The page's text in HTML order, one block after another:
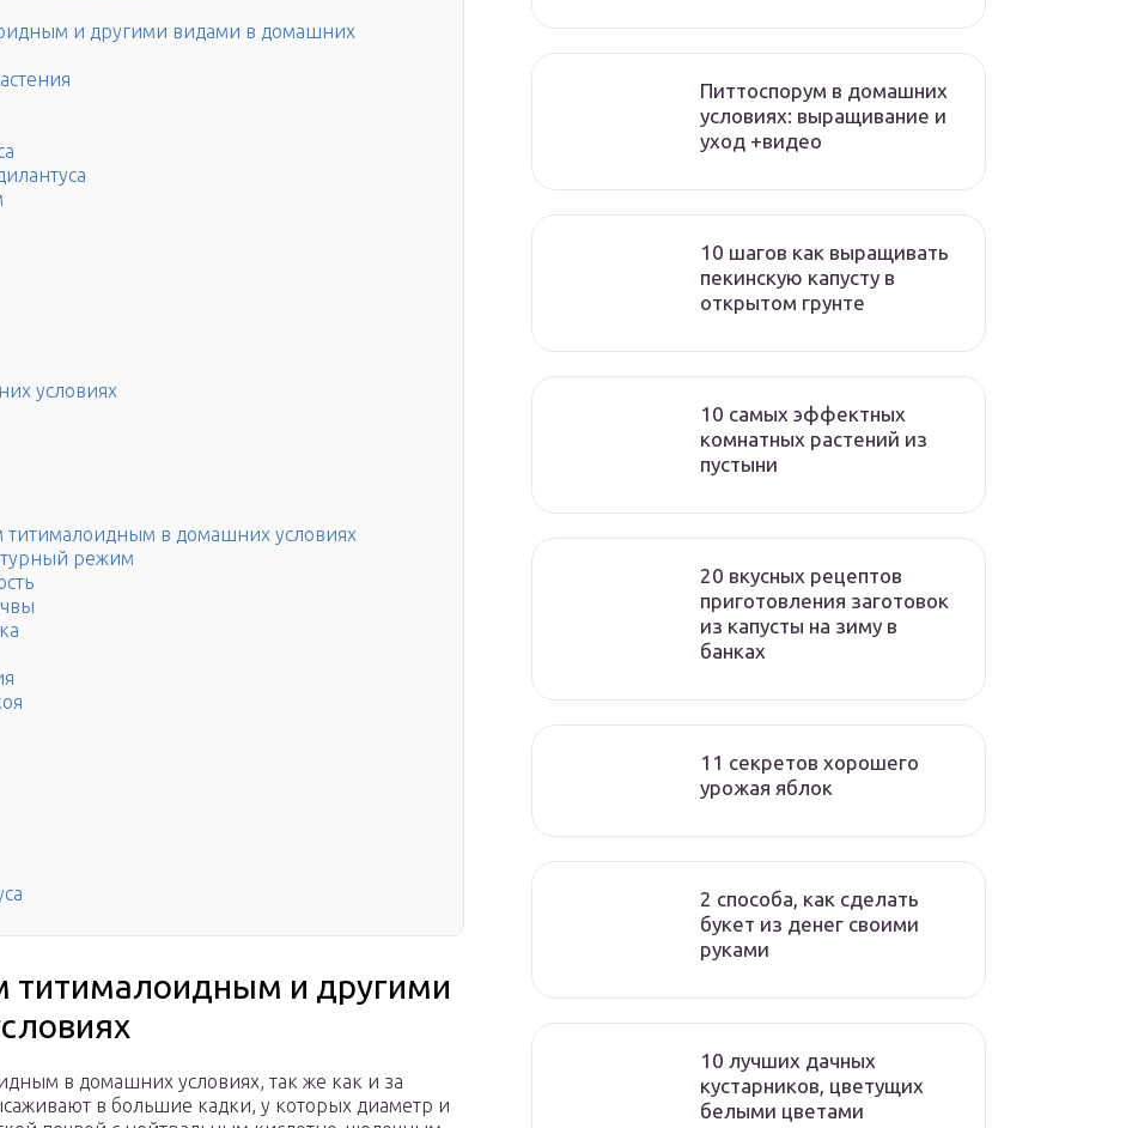
и другими видами в домашних
условиях
титималоидным в домашних условиях
режим
титималоидным и другими
в домашних условиях, так же как и за
в большие кадки, у которых диаметр и
Питтоспорум в домашних
условиях: выращивание и
уход +видео
10 шагов как выращивать
пекинскую капусту в
открытом грунте
10 самых эффектных
комнатных растений из
пустыни
20 вкусных рецептов
приготовления заготовок
из капусты на зиму в
банках
11 секретов хорошего
урожая яблок
2 способа, как сделать
букет из денег своими
руками
10 лучших дачных
кустарников, цветущих
белыми цветами